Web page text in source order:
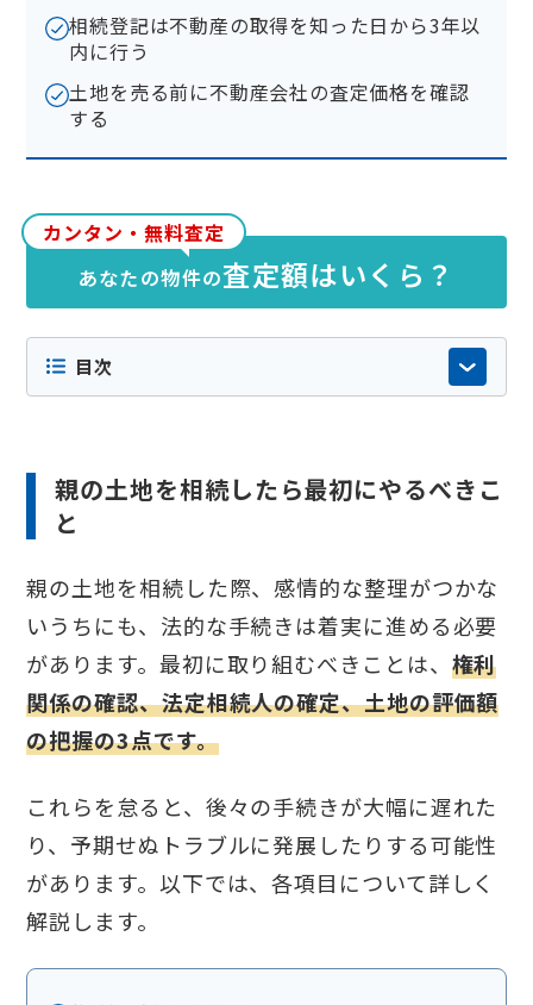
相続登記は不動産の取得を知った日から3年以
内に行う
土地を売る前に不動産会社の査定価格を確認
する
カンタン・無料査定
あなたの物件の査定額はいくら？
目次
親の土地を相続したら最初にやるべきこ
と
親の土地を相続した際、感情的な整理がつかな
いうちにも、法的な手続きは着実に進める必要
があります。最初に取り組むべきことは、 権利
関係の確認、法定相続人の確定、土地の評価額
の把握の3点です。
これらを怠ると、後々の手続きが大幅に遅れた
り、予期せぬトラブルに発展したりする可能性
があります。以下では、各項目について詳しく
解説します。